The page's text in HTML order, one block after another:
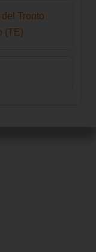
Tronto
(TE)